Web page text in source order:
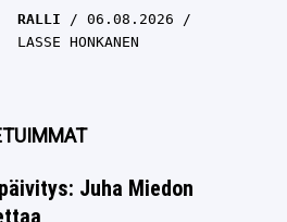
RALLI
06.08.2026
LASSE HONKANEN
Juha Miedon